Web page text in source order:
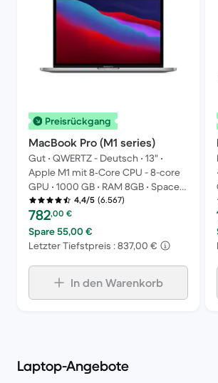
Preisrückgang
MacBook Pro (M1 series)
Gut • QWERTZ - Deutsch • 13" •
Apple M1 mit 8‑Core CPU - 8-core
GPU • 1000 GB • RAM 8GB • Space
Grau
4,4/5 (6.567)
Preis des erneuerten Produkts:
782,00 €
Spare 55,00 €
Letzter Tiefstpreis : 837,00 €
In den Warenkorb
Laptop-Angebote